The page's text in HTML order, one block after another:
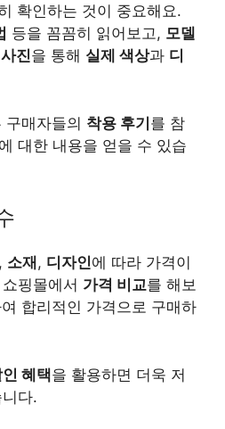
확인하는 것이 중요해요.
등을 꼼꼼히 읽어보고, 모델
진을 통해 실제 색상과 디
구매자들의 착용 후기를 참
에 대한 내용을 얻을 수 있습
, 소재 , 디자인에 따라 가격이
핑몰에서 가격 비교를 해보
합리적인 가격으로 구매하
혜택을 활용하면 더욱 저
다.